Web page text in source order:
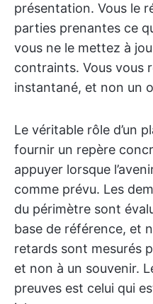
présentation. Vous le
parties prenantes ce
vous ne le mettez à
contraints. Vous vous
instantané, et non un
Le véritable rôle d’un
fournir un repère
appuyer lorsque
comme prévu. Les
du périmètre sont
base de référence, et
retards sont mesurés
et non à un souvenir.
preuves est celui qui